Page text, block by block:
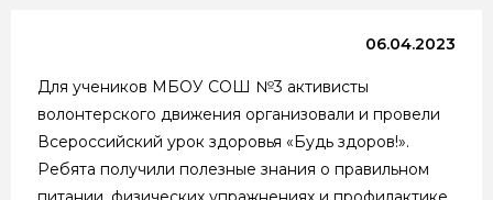
06.04.2023
Для учеников МБОУ СОШ №3 активисты
волонтерского движения организовали и провели
Всероссийский урок здоровья «Будь здоров!».
Ребята получили полезные знания о правильном